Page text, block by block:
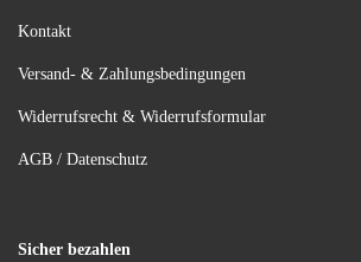
Kontakt
Versand- & Zahlungsbedingungen
Widerrufsrecht & Widerrufsformular
AGB / Datenschutz
Sicher bezahlen